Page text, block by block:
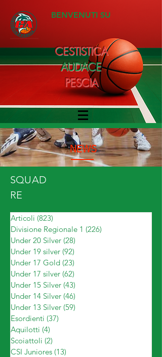
BENVENUTI SU
CESTISTICA
AUDACE
PESCIA
NEWS
SQUAD
RE
Articoli (823)
Divisione Regionale 1 (226)
Under 20 Silver (28)
Under 19 silver (92)
Under 17 Gold (23)
Under 17 silver (62)
Under 15 Silver (43)
Under 14 Silver (46)
Under 13 Silver (59)
Esordienti (37)
Aquilotti (4)
Scoiattoli (2)
CSI Juniores (13)